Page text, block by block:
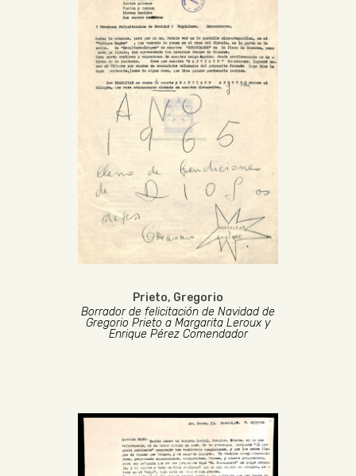
Prieto, Gregorio
Borrador de felicitación de Navidad de
Gregorio Prieto a Margarita Leroux y
Enrique Pérez Comendador